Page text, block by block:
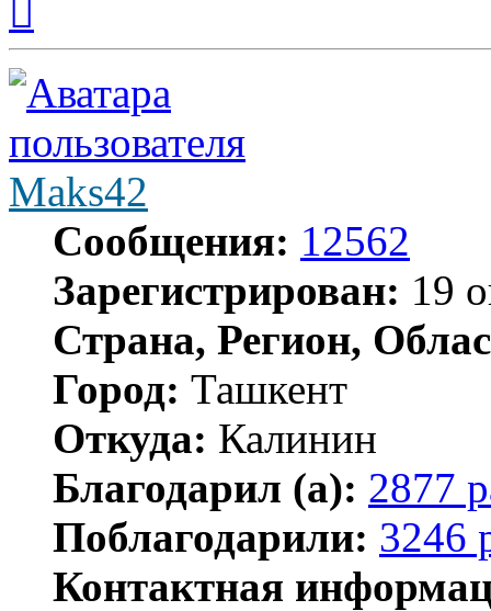
началу
Maks42
Сообщения: 12562
Зарегистрирован: 19
Страна, Регион,
Город: Ташкент
Откуда: Калинин
Благодарил (а): 2877
Поблагодарили: 3246
Контактная